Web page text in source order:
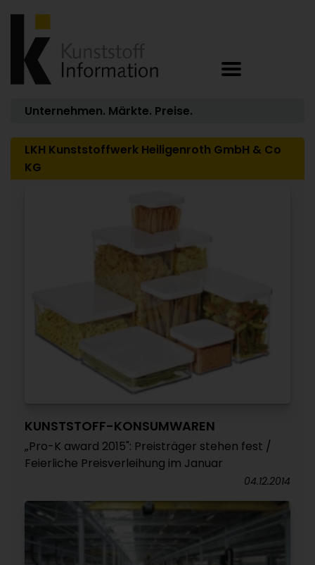
Unternehmen. Märkte. Preise.
LKH Kunststoffwerk Heiligenroth GmbH & Co
KG
KUNSTSTOFF-KONSUMWAREN
„Pro-K award 2015": Preisträger stehen fest /
Feierliche Preisverleihung im Januar
04.12.2014